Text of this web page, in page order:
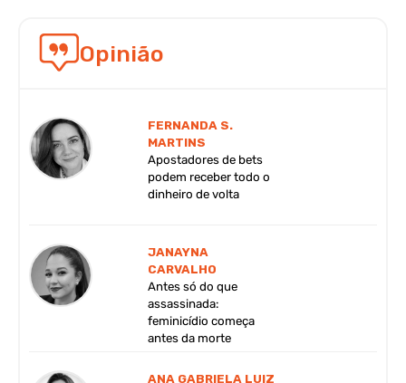
Opinião
FERNANDA S.
MARTINS
Apostadores de bets
podem receber todo o
dinheiro de volta
JANAYNA
CARVALHO
Antes só do que
assassinada:
feminicídio começa
antes da morte
ANA GABRIELA LUIZ